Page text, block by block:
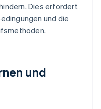
Dies erfordert
und die
und